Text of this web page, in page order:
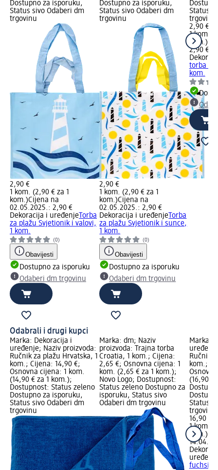
Dostupno za isporuku,
Status sivo Odaberi dm
trgovinu
2,90 €
1 kom. (2,90 € za 1
kom.)Cijena na
02.05.2025.: 2,90 €
Dekoracija i uređenje Torba
za plažu Svjetionik i valovi,
1 kom.
(0)
Obavijesti
Dostupno za isporuku
Odaberi dm trgovinu
Dostupno za isporuku,
Status sivo Odaberi dm
trgovinu
2,90 €
1 kom. (2,90 € za 1
kom.)Cijena na
02.05.2025.: 2,90 €
Dekoracija i uređenje Torba
za plažu Svjetionik i sunce,
1 kom.
(0)
Obavijesti
Dostupno za isporuku
Odaberi dm trgovinu
Status
trgovinu
2,90 €
1 kom.
kom.)
2,90 €
torba
kom.
Odabrali i drugi kupci
Marka: Dekoracija i
uređenje; Naziv proizvoda:
Ručnik za plažu Hrvatska, 1
kom.; Cijena: 14,90 €;
Osnovna cijena: 1 kom.
(14,90 € za 1 kom.);
Dostupnost: Status zeleno
Dostupno za isporuku,
Status sivo Odaberi dm
trgovinu
Marka: dm; Naziv
proizvoda: Trajna torba
Croatia, 1 kom.; Cijena:
2,65 €; Osnovna cijena: 1
kom. (2,65 € za 1 kom.);
Novo Logo; Dostupnost:
Status zeleno Dostupno za
isporuku, Status sivo
Odaberi dm trgovinu
Marka:
Ručnik
kom.;
(16,90 €
Status
trgovinu
16,90 €
1 kom.
kom.)
uređenje
fuchsia,